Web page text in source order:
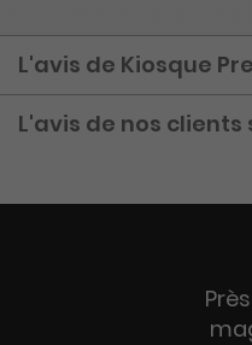
L'avis de Kiosque
L'avis de nos clients